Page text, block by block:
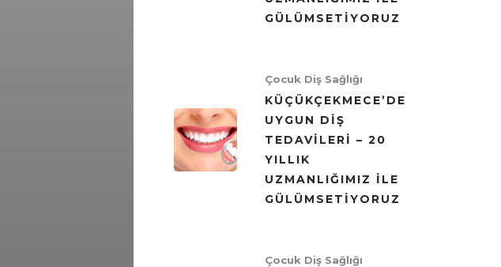
GÜLÜMSETIYORUZ
Çocuk Diş Sağlığı
KÜÇÜKÇEKMECE’DE
UYGUN DIŞ
TEDAVILERI – 20
YILLIK
UZMANLIĞIMIZ ILE
GÜLÜMSETIYORUZ
Çocuk Diş Sağlığı